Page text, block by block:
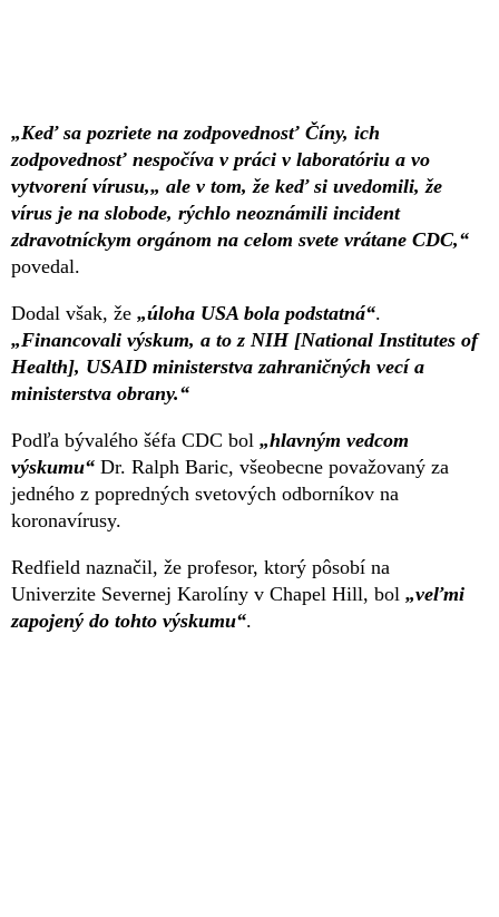
„Keď sa pozriete na zodpovednosť Číny, ich
zodpovednosť nespočíva v práci v laboratóriu a vo
vytvorení vírusu,„ ale v tom, že keď si uvedomili, že
vírus je na slobode, rýchlo neoznámili incident
zdravotníckym orgánom na celom svete vrátane CDC,“
povedal.
Dodal však, že „úloha USA bola podstatná“.
„Financovali výskum, a to z NIH [National Institutes of
Health], USAID ministerstva zahraničných vecí a
ministerstva obrany.“
Podľa bývalého šéfa CDC bol „hlavným vedcom
výskumu“ Dr. Ralph Baric, všeobecne považovaný za
jedného z popredných svetových odborníkov na
koronavírusy.
Redfield naznačil, že profesor, ktorý pôsobí na
Univerzite Severnej Karolíny v Chapel Hill, bol „veľmi
zapojený do tohto výskumu“.